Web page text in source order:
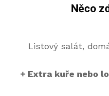
Něco
Listový salát,
+ Extra kuře nebo